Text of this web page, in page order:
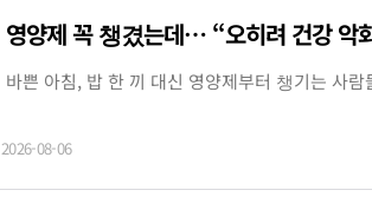
영양제 꼭 챙겼는데… “오히려 건강 악
바쁜 아침, 밥 한 끼 대신 영양제부터 챙기는 사
2026-08-06